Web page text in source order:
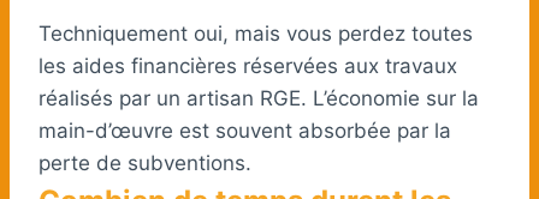
Techniquement oui, mais vous perdez toutes
les aides financières réservées aux travaux
réalisés par un artisan RGE. L’économie sur la
main-d’œuvre est souvent absorbée par la
perte de subventions.